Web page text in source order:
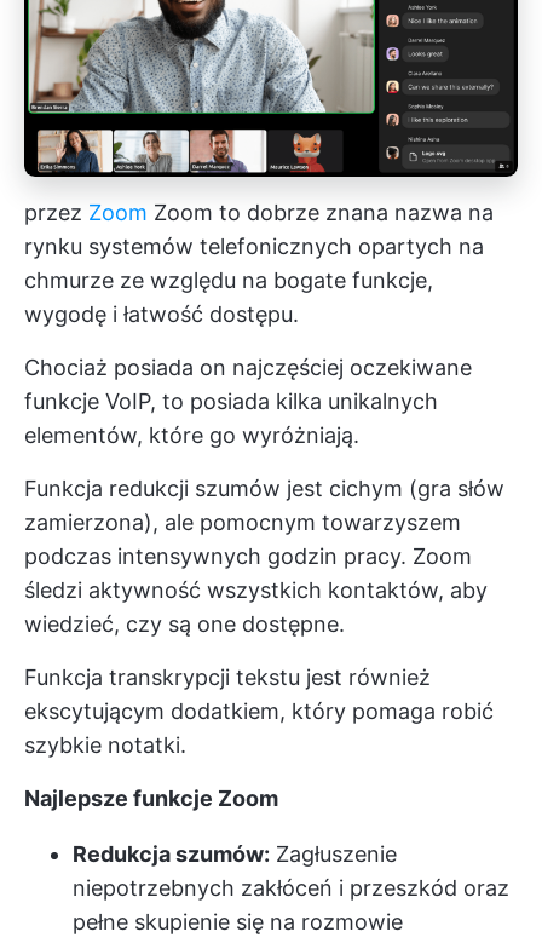
przez Zoom Zoom to dobrze znana nazwa na
rynku systemów telefonicznych opartych na
chmurze ze względu na bogate funkcje,
wygodę i łatwość dostępu.
Chociaż posiada on najczęściej oczekiwane
funkcje VoIP, to posiada kilka unikalnych
elementów, które go wyróżniają.
Funkcja redukcji szumów jest cichym (gra słów
zamierzona), ale pomocnym towarzyszem
podczas intensywnych godzin pracy. Zoom
śledzi aktywność wszystkich kontaktów, aby
wiedzieć, czy są one dostępne.
Funkcja transkrypcji tekstu jest również
ekscytującym dodatkiem, który pomaga robić
szybkie notatki.
Najlepsze funkcje Zoom
Redukcja szumów: Zagłuszenie
niepotrzebnych zakłóceń i przeszkód oraz
pełne skupienie się na rozmowie